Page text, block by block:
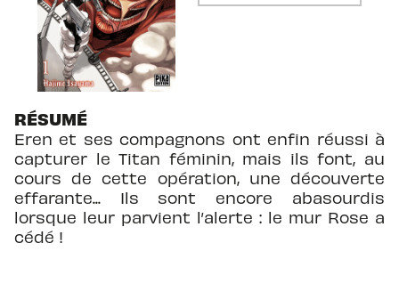
RÉSUMÉ
Eren et ses compagnons ont enfin réussi à
capturer le Titan féminin, mais ils font, au
cours de cette opération, une découverte
effarante... Ils sont encore abasourdis
lorsque leur parvient l’alerte : le mur Rose a
cédé !